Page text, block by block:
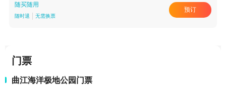
随买随用
随时退 无需换票
预订
门票
曲江海洋极地公园门票